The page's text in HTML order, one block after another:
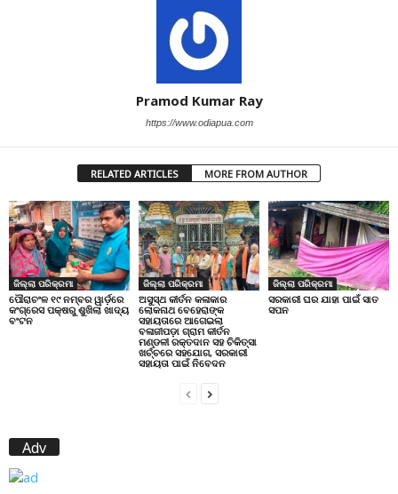
Pramod Kumar Ray
https://www.odiapua.com
RELATED ARTICLES MORE FROM AUTHOR
ଜିଲ୍ଲା ପରିକ୍ରମା
ପୌରାଚଂଳ ୧୯ ନମ୍ବର ୱାର୍ଡ଼ରେ
କଂଗ୍ରେସ ପକ୍ଷରୁ ଶୁଖିଲା ଖାଦ୍ୟ
ବଂଟନ
ଜିଲ୍ଲା ପରିକ୍ରମା
ଅସୁସ୍ଥ କୀର୍ତନ କଳାକାର
ଲୋକନାଥ ବେହେରାଙ୍କ
ସହାୟତାରେ ଆଗେଇଲା
ବଳାଜୀପଡ଼ା ଗ୍ରାମ କୀର୍ତନ
ମଣ୍ଡଳୀ ରକ୍ତଦାନ ସହ ଚିକିତ୍ସା
ଖର୍ଚ୍ଚରେ ସହଯୋଗ, ସରକାରୀ
ସହାୟତା ପାଇଁ ନିବେଦନ
ଜିଲ୍ଲା ପରିକ୍ରମା
ସରକାରୀ ଘର ଯାହା ପାଇଁ ସାତ
ସପନ
Adv